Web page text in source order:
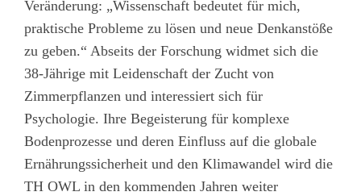
Veränderung: „Wissenschaft bedeutet für mich,
praktische Probleme zu lösen und neue Denkanstöße
zu geben.“ Abseits der Forschung widmet sich die
38-Jährige mit Leidenschaft der Zucht von
Zimmerpflanzen und interessiert sich für
Psychologie. Ihre Begeisterung für komplexe
Bodenprozesse und deren Einfluss auf die globale
Ernährungssicherheit und den Klimawandel wird die
TH OWL in den kommenden Jahren weiter